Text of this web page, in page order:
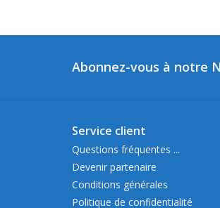
Abonnez-vous à notre
Service client
Questions fréquentes ...
Devenir partenaire
Conditions générales
Politique de confidentialité